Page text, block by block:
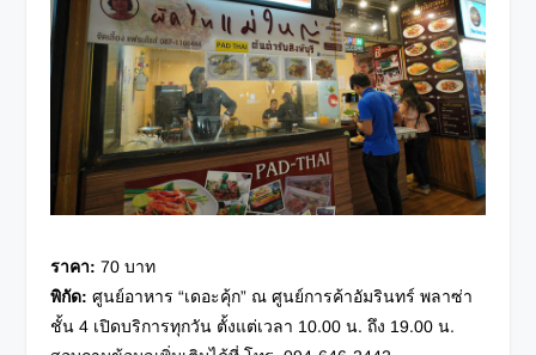
ราคา:70 บาท
พิกัด: ศูนย์อาหาร “เดอะคุ้ก” ณ ศูนย์การค้าอัมรินทร์ พลาซ่า
ชั้น 4 เปิดบริการทุกวัน ตั้งแต่เวลา 10.00 น. ถึง 19.00 น.